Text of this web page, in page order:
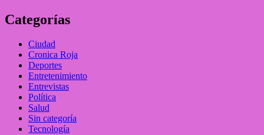
Categorías
Ciudad
Cronica Roja
Deportes
Entretenimiento
Entrevistas
Política
Salud
Sin categoría
Tecnología